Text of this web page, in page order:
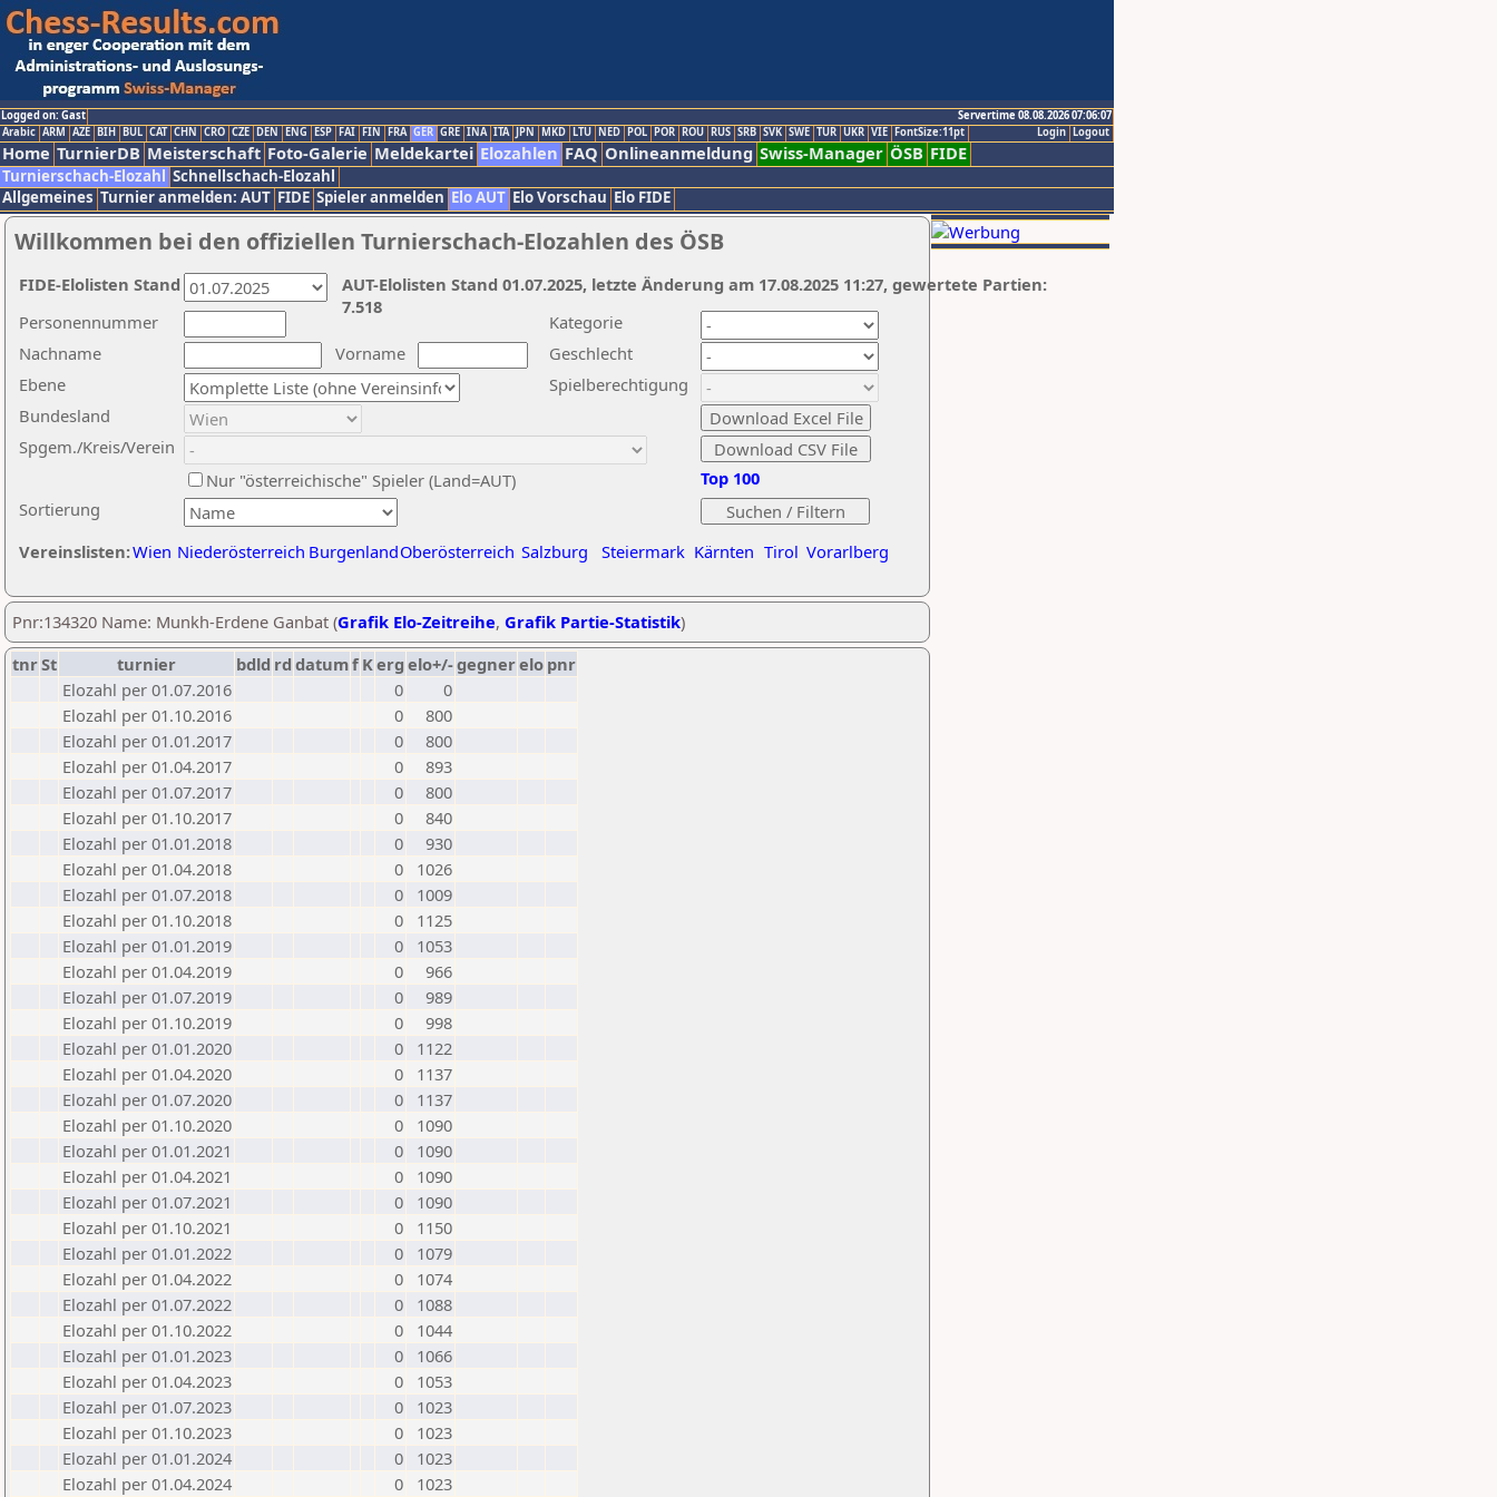
Logged on: Gast
Servertime 08.08.2026 07:06:07
Logout
Login
Arabic ARM AZE BIH BUL CAT CHN CRO CZE DEN ENG ESP FAI FIN FRA GER GRE INA ITA JPN MKD LTU NED POL POR ROU RUS SRB SVK SWE TUR UKR VIE FontSize:11pt
Home TurnierDB Meisterschaft Foto-Galerie Meldekartei Elozahlen FAQ Onlineanmeldung Swiss-Manager ÖSB FIDE
Turnierschach-Elozahl Schnellschach-Elozahl
Allgemeines Turnier anmelden: AUT FIDE Spieler anmelden Elo AUT Elo Vorschau Elo FIDE
Willkommen bei den offiziellen Turnierschach-Elozahlen des ÖSB
Nachname
Vorname
Ebene
Kategorie
Sortierung
Personennummer
Bundesland
Spgem./Kreis/Verein
Geschlecht
Nur "österreichische" Spieler (Land=AUT)
Spielberechtigung
Vereinslisten:Wien Niederösterreich BurgenlandOberösterreich Salzburg Steiermark Kärnten Tirol Vorarlberg
Top 100
AUT-Elolisten Stand 01.07.2025, letzte Änderung am 17.08.2025 11:27, gewertete Partien:
7.518
FIDE-Elolisten Stand
Pnr:134320 Name: Munkh-Erdene Ganbat (Grafik Elo-Zeitreihe, Grafik Partie-Statistik)
tnrSt turnier bdld rd datumf Kerg elo+/-gegnerelo pnr
Elozahl per 01.07.2016
0
0
Elozahl per 01.10.2016
0
800
Elozahl per 01.01.2017
0
800
Elozahl per 01.04.2017
0
893
Elozahl per 01.07.2017
0
800
Elozahl per 01.10.2017
0
840
Elozahl per 01.01.2018
0
930
Elozahl per 01.04.2018
0
1026
Elozahl per 01.07.2018
0
1009
Elozahl per 01.10.2018
0
1125
Elozahl per 01.01.2019
0
1053
Elozahl per 01.04.2019
0
966
Elozahl per 01.07.2019
0
989
Elozahl per 01.10.2019
0
998
Elozahl per 01.01.2020
0
1122
Elozahl per 01.04.2020
0
1137
Elozahl per 01.07.2020
0
1137
Elozahl per 01.10.2020
0
1090
Elozahl per 01.01.2021
0
1090
Elozahl per 01.04.2021
0
1090
Elozahl per 01.07.2021
0
1090
Elozahl per 01.10.2021
0
1150
Elozahl per 01.01.2022
0
1079
Elozahl per 01.04.2022
0
1074
Elozahl per 01.07.2022
0
1088
Elozahl per 01.10.2022
0
1044
Elozahl per 01.01.2023
0
1066
Elozahl per 01.04.2023
0
1053
Elozahl per 01.07.2023
0
1023
Elozahl per 01.10.2023
0
1023
Elozahl per 01.01.2024
0
1023
Elozahl per 01.04.2024
0 1023